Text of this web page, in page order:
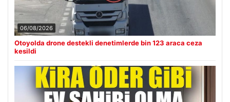
06/08/2026
Otoyolda drone destekli denetimlerde bin 123 araca ceza
kesildi